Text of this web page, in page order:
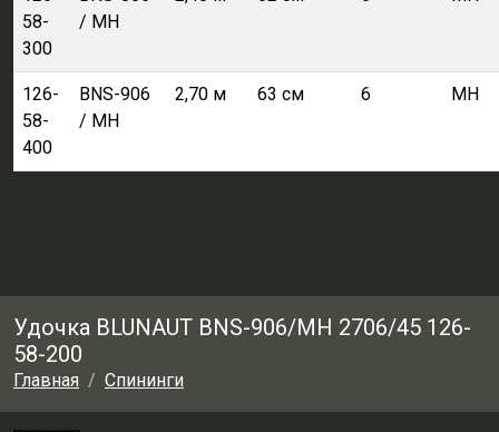
58-
300
/ MH
126-
58-
400
BNS-906
/ MH
2,70 м 63 см 6 MH
Удочка BLUNAUT BNS-906/MH 2706/45 126-
58-200
Главная Спининги